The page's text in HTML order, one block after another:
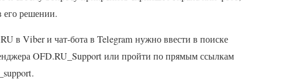
его решении.
в Viber и чат-бота в Telegram нужно ввести в поиске
OFD.RU_Support или пройти по прямым ссылкам